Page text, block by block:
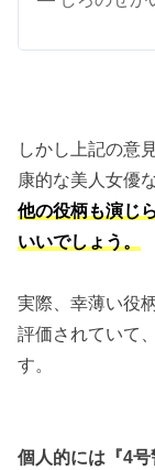
しかし上記の意
康的な美人女優
他の役柄も演じ
いいでしょう。
実際、幸薄い役
評価されていて
す。
個人的には『4